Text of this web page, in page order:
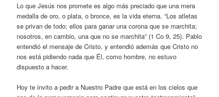
Lo que Jesús nos promete es algo más preciado que una mera
medalla de oro, o plata, o bronce, es la vida eterna. “Los atletas
se privan de todo; ellos para ganar una corona que se marchita;
nosotros, en cambio, una que no se marchita” (1 Co 9, 25). Pablo
entendió el mensaje de Cristo, y entendió además que Cristo no
nos está pidiendo nada que Él, como hombre, no estuvo
dispuesto a hacer.
Hoy te invito a pedir a Nuestro Padre que está en los cielos que